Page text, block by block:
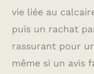
vie liée au
puis un rachat
rassurant pour
même si un avis